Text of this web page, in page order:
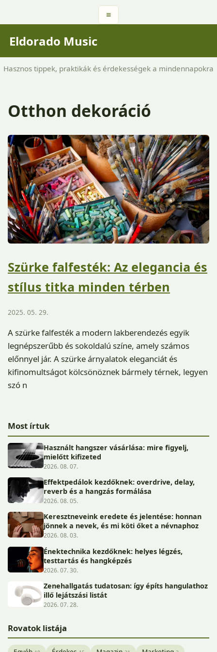
≡
Eldorado Music
Hasznos tippek, praktikák és érdekességek a mindennapokra
Otthon dekoráció
Szürke falfesték: Az elegancia és
stílus titka minden térben
2025. 05. 29.
A szürke falfesték a modern lakberendezés egyik
legnépszerűbb és sokoldalú színe, amely számos
előnnyel jár. A szürke árnyalatok eleganciát és
kifinomultságot kölcsönöznek bármely térnek, legyen
szó n
Most írtuk
Használt hangszer vásárlása: mire figyelj,
mielőtt kifizeted
2026. 08. 07.
Effektpedálok kezdőknek: overdrive, delay,
reverb és a hangzás formálása
2026. 08. 05.
Keresztneveink eredete és jelentése: honnan
jönnek a nevek, és mi köti őket a névnaphoz
2026. 08. 03.
Énektechnika kezdőknek: helyes légzés,
testtartás és hangképzés
2026. 07. 30.
Zenehallgatás tudatosan: így építs hangulathoz
illő lejátszási listát
2026. 07. 28.
Rovatok listája